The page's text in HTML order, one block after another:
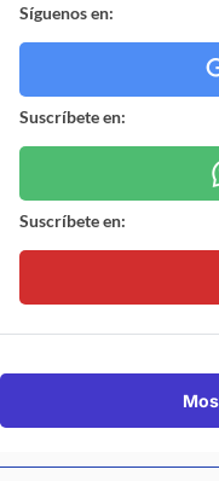
Síguenos en:
Suscríbete en:
Suscríbete en: